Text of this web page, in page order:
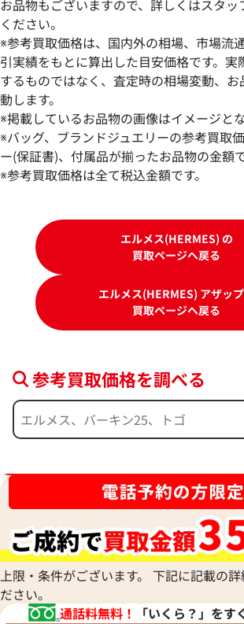
エルメス アザップコンパクトシルクイン
財布 レザー T刻印 シルバー金具
参考買取価格
67,000円
コインケース レザー B刻印 シルバー金具
60,000円
2025年11月3日時点
お品物もございますので、詳しくはスタ
ください。
※参考買取価格は、国内外の相場、市場流
引実績をもとに算出した目安価格です。実
するものではなく、査定時の相場変動、
動します。
※掲載しているお品物の画像はイメージとな
※バッグ、ブランドジュエリーの参考買取
ー(保証書)、付属品が揃ったお品物の金額で
※参考買取価格は全て税込金額です。
エルメス(HERMES) の
買取ページへ戻る
エルメス(HERMES) アザッ
買取ページへ戻る
参考買取価格を調べる
上限・条件がございます。 下記に記載の
ださい。
通話料無料！
「いくら？」をす